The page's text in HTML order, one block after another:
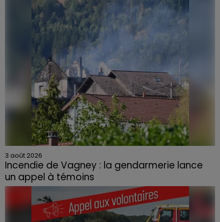
3 août 2026
Incendie de Vagney : la gendarmerie lance
un appel à témoins
Le feu, parti d'une haie avant de se propager au
quartier résidentiel, avait détruit deux habitations et
contraint à l'évacuation d'une centaine de personnes.